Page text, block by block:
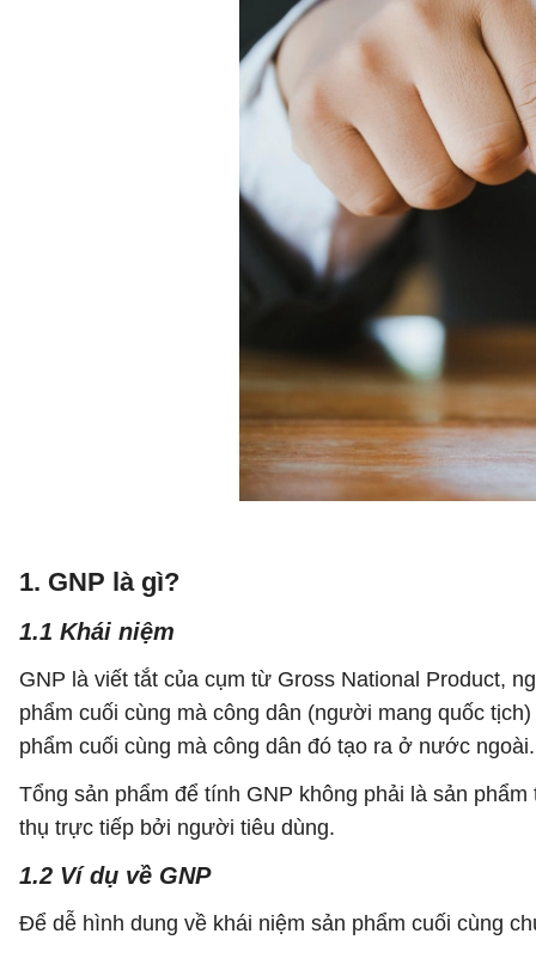
1. GNP là gì?
1.1 Khái niệm
GNP là viết tắt của cụm từ Gross National Product,
phẩm cuối cùng mà công dân (người mang quốc
phẩm cuối cùng mà công dân đó tạo ra ở nước ngoài.
Tổng sản phẩm để tính GNP không phải là sản
thụ trực tiếp bởi người tiêu dùng.
1.2 Ví dụ về GNP
Để dễ hình dung về khái niệm sản phẩm cuối cùng